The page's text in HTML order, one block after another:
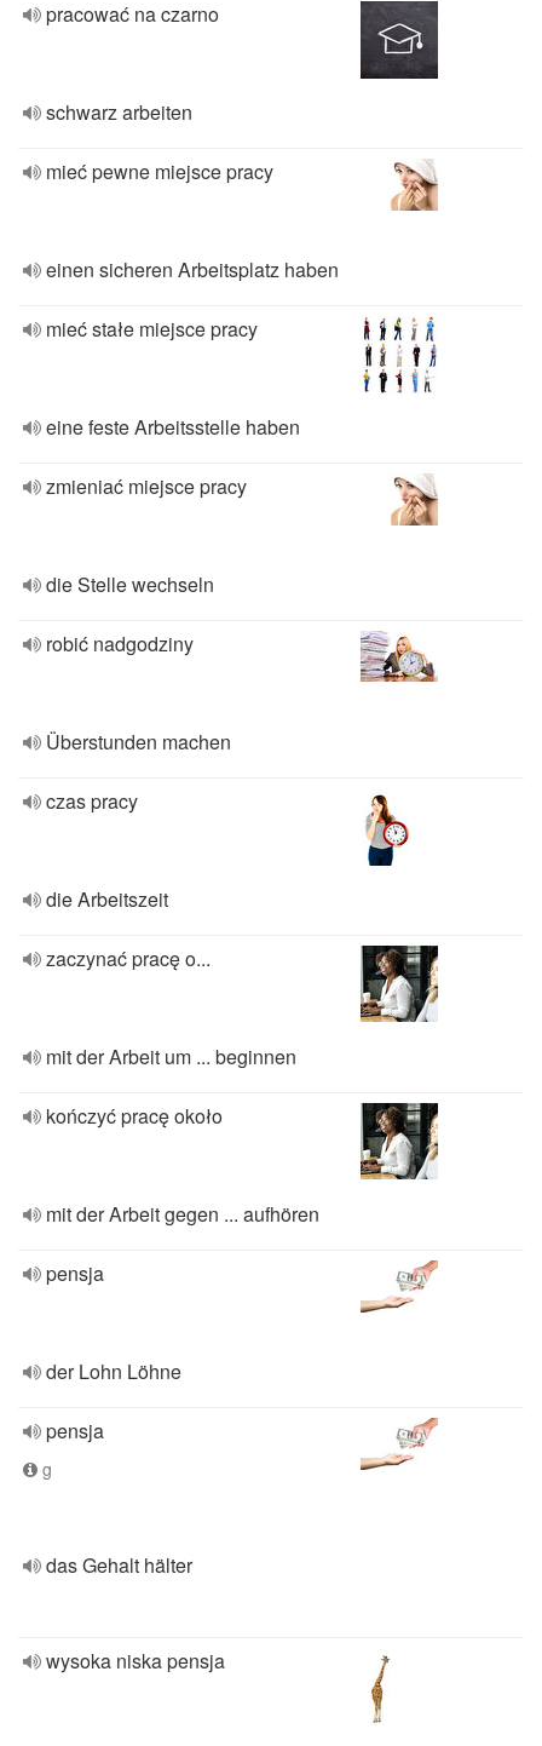
pracować na czarno
schwarz arbeiten
mieć pewne miejsce pracy
einen sicheren Arbeitsplatz haben
mieć stałe miejsce pracy
eine feste Arbeitsstelle haben
zmieniać miejsce pracy
die Stelle wechseln
robić nadgodziny
Überstunden machen
czas pracy
die Arbeitszeit
zaczynać pracę o...
mit der Arbeit um ... beginnen
kończyć pracę około
mit der Arbeit gegen ... aufhören
pensja
der Lohn Löhne
pensja
g
das Gehalt hälter
wysoka niska pensja